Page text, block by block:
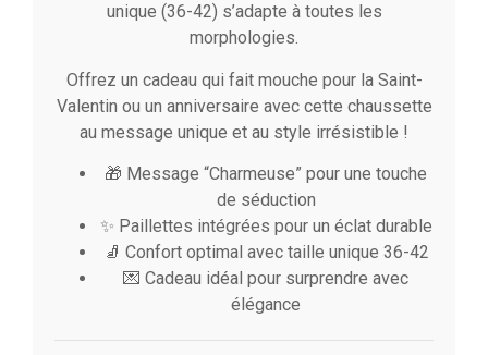
unique (36-42) s’adapte à toutes les
morphologies.
Offrez un cadeau qui fait mouche pour la Saint-
Valentin ou un anniversaire avec cette chaussette
au message unique et au style irrésistible !
🎁 Message “Charmeuse” pour une touche
de séduction
✨ Paillettes intégrées pour un éclat durable
🧦 Confort optimal avec taille unique 36-42
💌 Cadeau idéal pour surprendre avec
élégance